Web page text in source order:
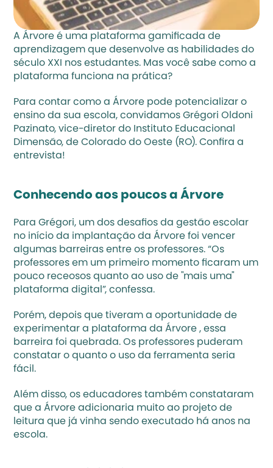
A Árvore é uma plataforma gamificada de
aprendizagem que desenvolve as habilidades do
século XXI nos estudantes. Mas você sabe como a
plataforma funciona na prática?
Para contar como a Árvore pode potencializar o
ensino da sua escola, convidamos Grégori Oldoni
Pazinato, vice-diretor do Instituto Educacional
Dimensão, de Colorado do Oeste (RO). Confira a
entrevista!
Conhecendo aos poucos a Árvore
Para Grégori, um dos desafios da gestão escolar
no início da implantação da Árvore foi vencer
algumas barreiras entre os professores. “Os
professores em um primeiro momento ficaram um
pouco receosos quanto ao uso de "mais uma"
plataforma digital”, confessa.
Porém, depois que tiveram a oportunidade de
experimentar a plataforma da Árvore , essa
barreira foi quebrada. Os professores puderam
constatar o quanto o uso da ferramenta seria
fácil.
Além disso, os educadores também constataram
que a Árvore adicionaria muito ao projeto de
leitura que já vinha sendo executado há anos na
escola.